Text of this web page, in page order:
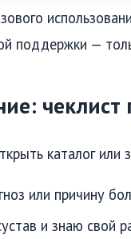
поддержки —
чеклист
каталог или
или причину
и знаю свой